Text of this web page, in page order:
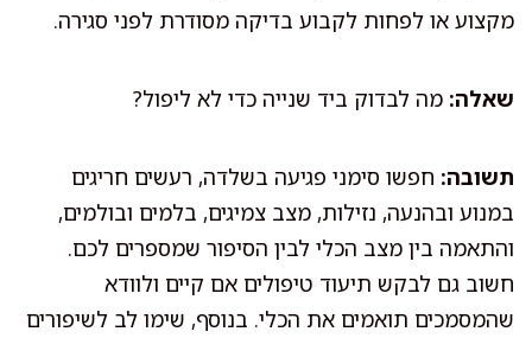
מקצוע או לפחות לקבוע בדיקה מסודרת לפני סגירה.
שאלה: מה לבדוק ביד שנייה כדי לא ליפול?
תשובה: חפשו סימני פגיעה בשלדה, רעשים חריגים
במנוע ובהנעה, נזילות, מצב צמיגים, בלמים ובולמים,
והתאמה בין מצב הכלי לבין הסיפור שמספרים לכם.
חשוב גם לבקש תיעוד טיפולים אם קיים ולוודא
שהמסמכים תואמים את הכלי. בנוסף, שימו לב לשיפורים